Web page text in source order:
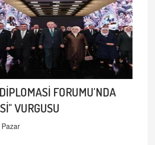
FORUMU'NDA
VURGUSU